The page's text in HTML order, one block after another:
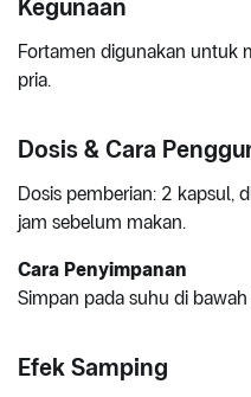
Kegunaan
Fortamen digunakan untuk
pria.
Dosis & Cara
Dosis pemberian: 2 kapsul,
jam sebelum makan.
Cara Penyimpanan
Simpan pada suhu di
Efek Samping